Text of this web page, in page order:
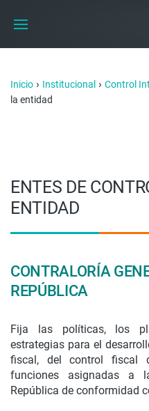
Inicio › Institucional › Control
la entidad
ENTES DE
ENTIDAD
CONTRALORÍA
REPÚBLICA
Fija las políticas, los
estrategias para el
fiscal, del control fiscal
funciones asignadas a
República de conformidad